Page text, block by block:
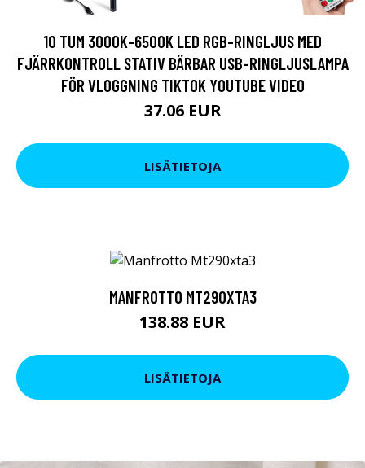
10 TUM 3000K-6500K LED RGB-RINGLJUS MED
FJÄRRKONTROLL STATIV BÄRBAR USB-RINGLJUSLAMPA
FÖR VLOGGNING TIKTOK YOUTUBE VIDEO
37.06 EUR
LISÄTIETOJA
MANFROTTO MT290XTA3
138.88 EUR
LISÄTIETOJA